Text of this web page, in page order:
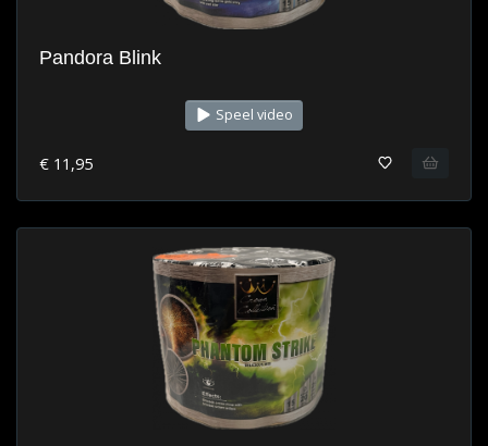
Pandora Blink
Speel video
€ 11,95